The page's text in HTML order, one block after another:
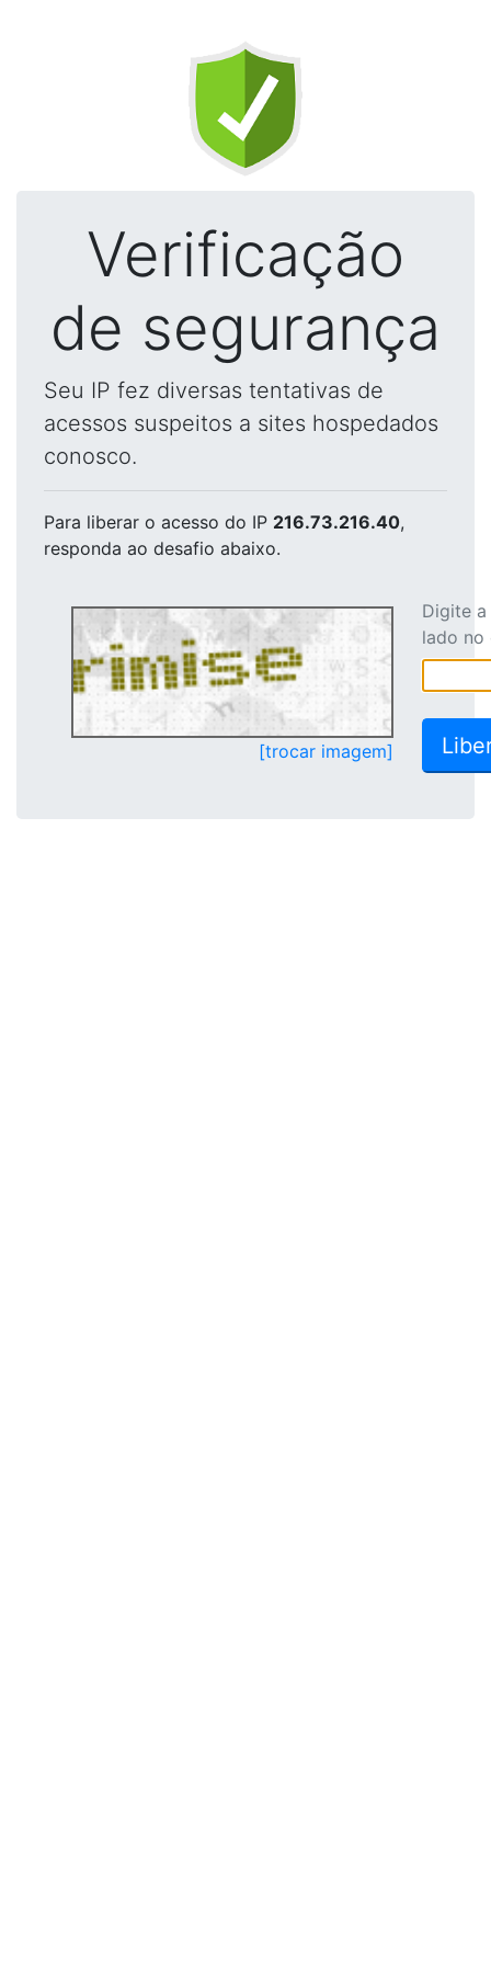
Verificação
de segurança
Seu IP fez diversas tentativas de
acessos suspeitos a sites hospedados
conosco.
Para liberar o acesso do IP 216.73.216.40,
responda ao desafio abaixo.
[trocar imagem]
Digite
lado no